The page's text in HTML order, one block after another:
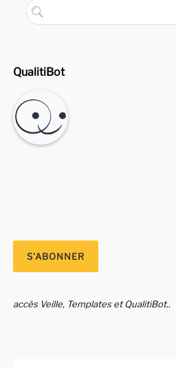
QualitiBot
accès Veille, Templates et QualitiBot..